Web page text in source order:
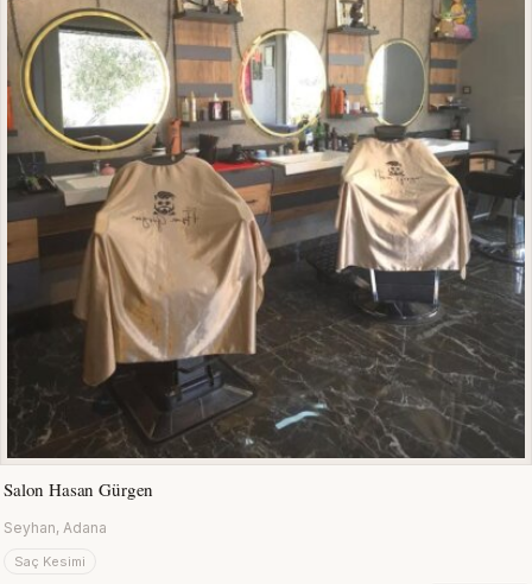
Salon Hasan Gürgen
Seyhan, Adana
Saç Kesimi